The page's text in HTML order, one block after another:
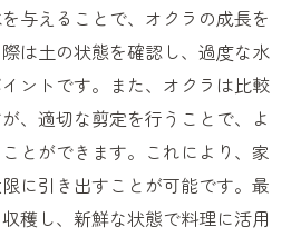
与えることで、オクラの成長を
は土の状態を確認し、過度な水
ントです。また、オクラは比較
、適切な剪定を行うことで、よ
とができます。これにより、家
に引き出すことが可能です。最
穫し、新鮮な状態で料理に活用